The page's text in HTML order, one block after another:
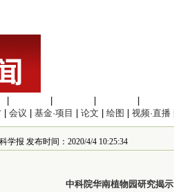
会议 基金·项目 论文 绘图 视频·直播
学报 发布时间：2020/4/4 10:25:34
中科院华南植物园研究揭示